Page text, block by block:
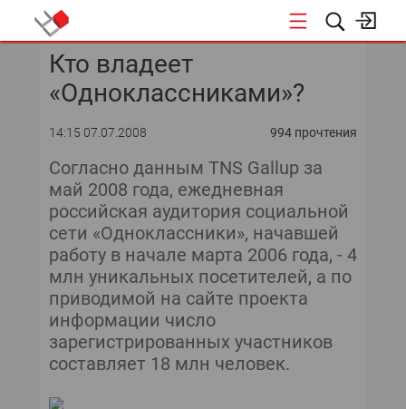
«ОТКРЫТЫЕ СИСТЕМЫ»
ИТ-ИНФРАСТРУКТУРА
БЕЗОПАСНОСТЬ
Кто владеет
«Одноклассниками»?
14:15 07.07.2008 994 прочтения
Согласно данным TNS Gallup за
май 2008 года, ежедневная
российская аудитория социальной
сети «Одноклассники», начавшей
работу в начале марта 2006 года, - 4
млн уникальных посетителей, а по
приводимой на сайте проекта
информации число
зарегистрированных участников
составляет 18 млн человек.